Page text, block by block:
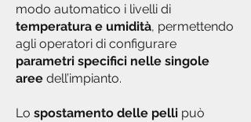
modo automatico i livelli di
temperatura e umidità, permettendo
agli operatori di configurare
parametri specifici nelle singole
aree dell’impianto.
Lo spostamento delle pelli può